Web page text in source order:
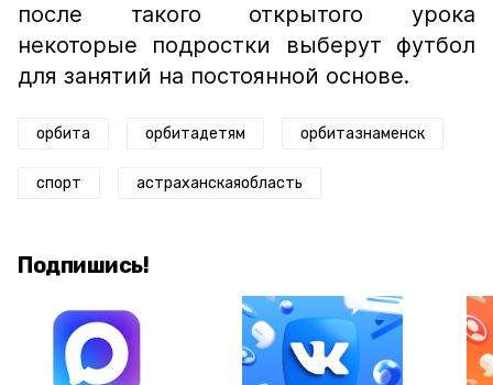
после такого открытого урока
некоторые подростки выберут футбол
для занятий на постоянной основе.
орбита орбитадетям орбитазнаменск
спорт астраханскаяобласть
Подпишись!